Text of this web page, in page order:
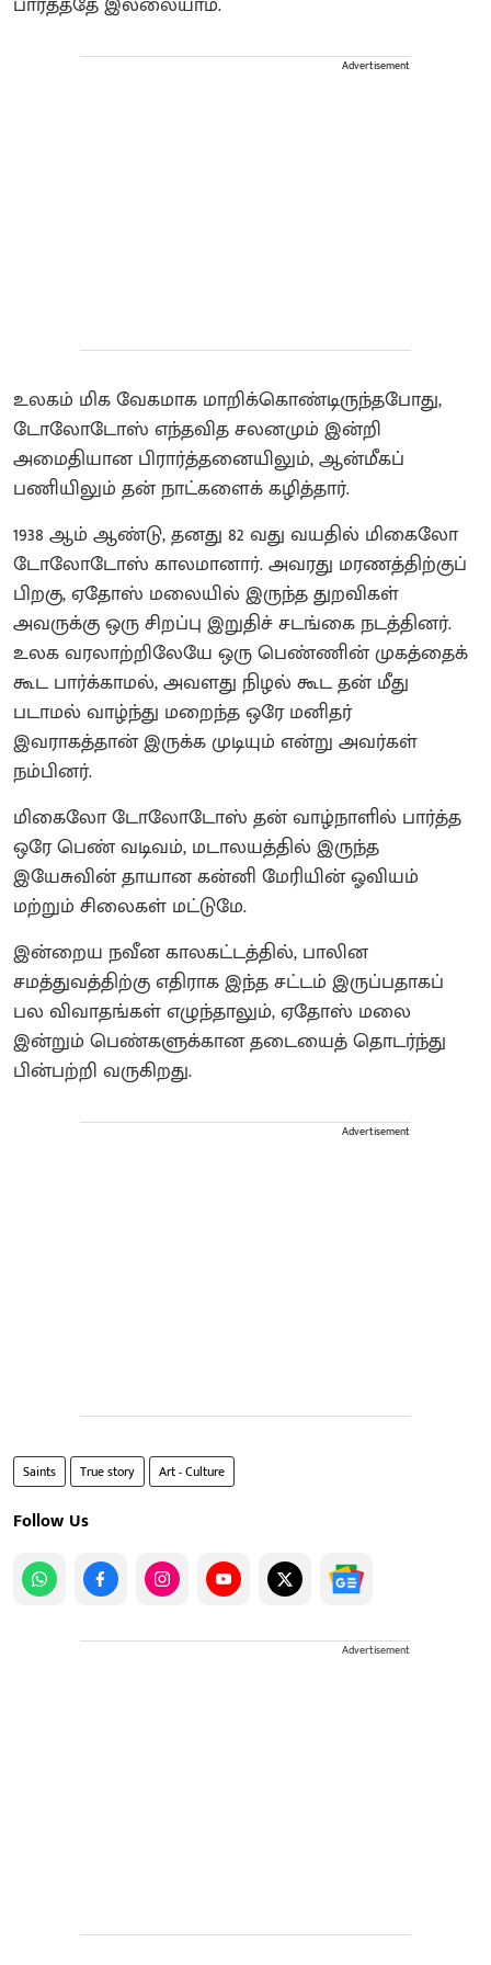
Advertisement
உலகம் மிக வேகமாக மாறிக்கொண்டிருந்தபோது,
டோலோடோஸ் எந்தவித சலனமும் இன்றி
அமைதியான பிரார்த்தனையிலும், ஆன்மீகப்
பணியிலும் தன் நாட்களைக் கழித்தார்.
1938 ஆம் ஆண்டு, தனது 82 வது வயதில் மிகைலோ
டோலோடோஸ் காலமானார். அவரது மரணத்திற்குப்
பிறகு, ஏதோஸ் மலையில் இருந்த துறவிகள்
அவருக்கு ஒரு சிறப்பு இறுதிச் சடங்கை நடத்தினர்.
உலக வரலாற்றிலேயே ஒரு பெண்ணின் முகத்தைக்
கூட பார்க்காமல், அவளது நிழல் கூட தன் மீது
படாமல் வாழ்ந்து மறைந்த ஒரே மனிதர்
இவராகத்தான் இருக்க முடியும் என்று அவர்கள்
நம்பினர்.
மிகைலோ டோலோடோஸ் தன் வாழ்நாளில் பார்த்த
ஒரே பெண் வடிவம், மடாலயத்தில் இருந்த
இயேசுவின் தாயான கன்னி மேரியின் ஓவியம்
மற்றும் சிலைகள் மட்டுமே.
இன்றைய நவீன காலகட்டத்தில், பாலின
சமத்துவத்திற்கு எதிராக இந்த சட்டம் இருப்பதாகப்
பல விவாதங்கள் எழுந்தாலும், ஏதோஸ் மலை
இன்றும் பெண்களுக்கான தடையைத் தொடர்ந்து
பின்பற்றி வருகிறது.
Advertisement
Saints True story Art - Culture
Follow Us
Advertisement